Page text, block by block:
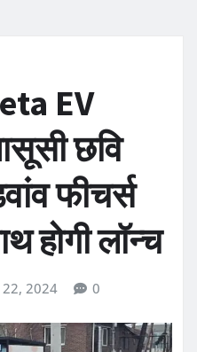
EV
छवि
फीचर्स
होगी लॉन्च
2024 0